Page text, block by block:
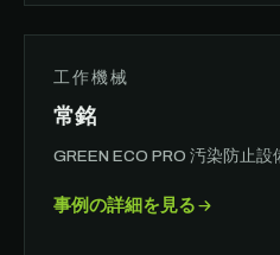
工作機械
常銘
GREEN ECO PRO 汚染防止設
事例の詳細を見る